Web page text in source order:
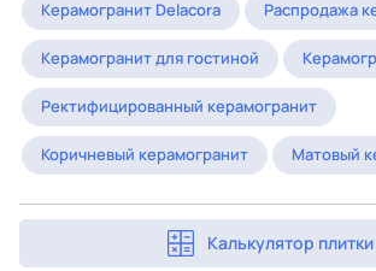
Керамогранит Delacora Распродажа
Керамогранит для гостиной
Ректифицированный керамогранит
Коричневый керамогранит Матовый
Калькулятор плитки